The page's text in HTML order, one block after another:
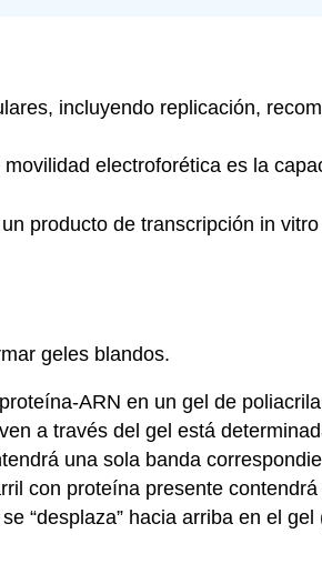
incluyendo replicación,
electroforética es la
producto de transcripción in
geles blandos.
ARN en un gel de
a través del gel está
una sola banda
con proteína presente
“desplaza” hacia arriba en el